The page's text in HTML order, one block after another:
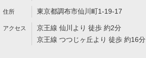
東京都調布市仙川町1-19-17
京王線 仙川より 徒歩 約2分
京王線 つつじヶ丘より 徒歩 約16分